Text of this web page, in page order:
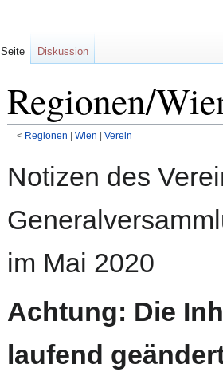
Regionen/
< Regionen Wien Verein
Navigation
Suche
Notizen des
im Mai 2020
Achtung: Die
laufend
Seite Diskussion